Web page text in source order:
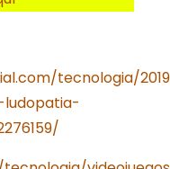
tecnologia/